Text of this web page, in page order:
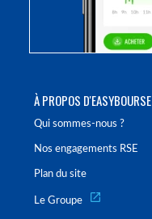
À PROPOS D'EASYBOURSE
Qui sommes-nous ?
Nos engagements RSE
Plan du site
Le Groupe